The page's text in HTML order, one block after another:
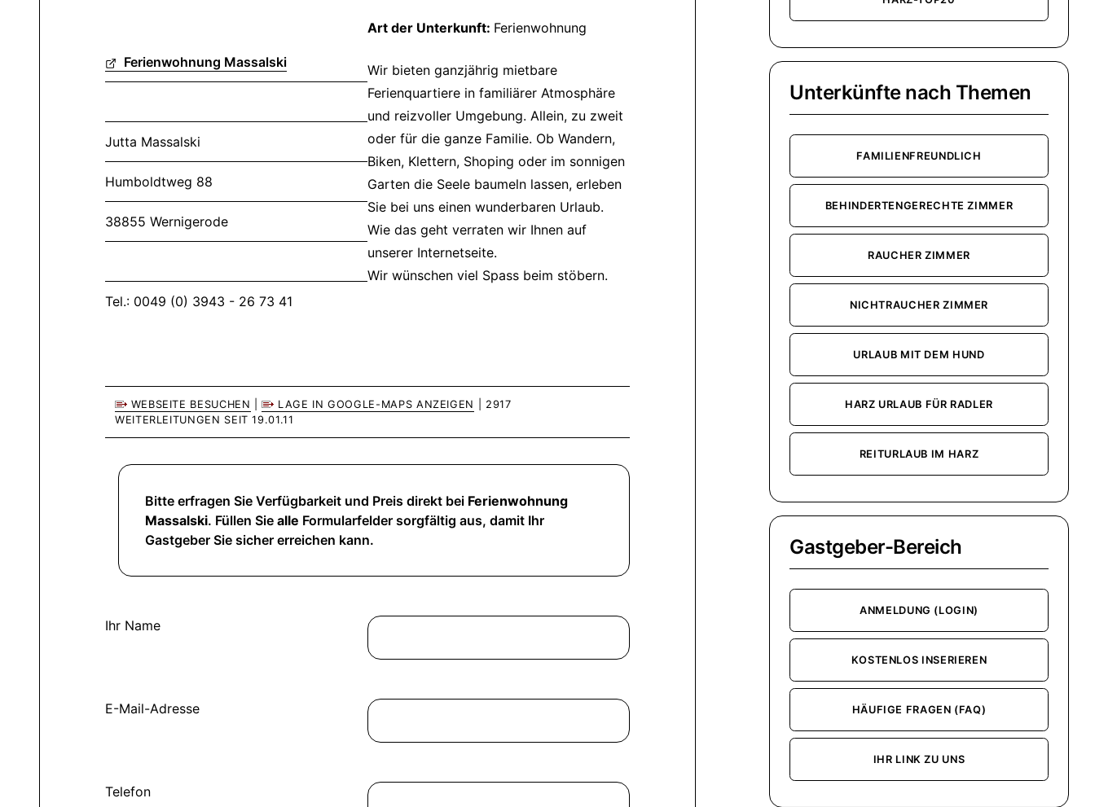
Ferienwohnung Massalski
Jutta Massalski
Humboldtweg 88
38855 Wernigerode
Tel.: 0049 (0) 3943 - 26 73 41
Art der Unterkunft: Ferienwohnung
Wir bieten ganzjährig mietbare
Ferienquartiere in familiärer Atmosphäre
und reizvoller Umgebung. Allein, zu zweit
oder für die ganze Familie. Ob Wandern,
Biken, Klettern, Shoping oder im sonnigen
Garten die Seele baumeln lassen, erleben
Sie bei uns einen wunderbaren Urlaub.
Wie das geht verraten wir Ihnen auf
unserer Internetseite.
Wir wünschen viel Spass beim stöbern.
WEBSEITE BESUCHEN | LAGE IN GOOGLE-MAPS ANZEIGEN
| 2917
WEITERLEITUNGEN SEIT 19.01.11
Bitte erfragen Sie Verfügbarkeit und Preis direkt bei Ferienwohnung
Massalski. Füllen Sie alle Formularfelder sorgfältig aus, damit Ihr
Gastgeber Sie sicher erreichen kann.
Ihr Name
E-Mail-Adresse
Telefon
Unterkünfte nach Themen
FAMILIENFREUNDLICH
BEHINDERTENGERECHTE ZIMMER
RAUCHER ZIMMER
NICHTRAUCHER ZIMMER
URLAUB MIT DEM HUND
HARZ URLAUB FÜR RADLER
REITURLAUB IM HARZ
Gastgeber-Bereich
ANMELDUNG (LOGIN)
KOSTENLOS INSERIEREN
HÄUFIGE FRAGEN (FAQ)
IHR LINK ZU UNS